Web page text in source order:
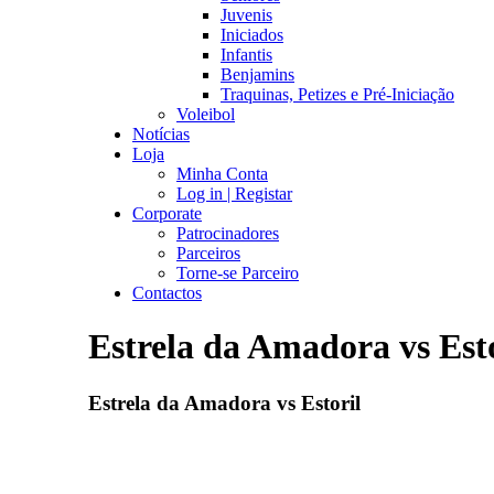
Juvenis
Iniciados
Infantis
Benjamins
Traquinas, Petizes e Pré-Iniciação
Voleibol
Notícias
Loja
Minha Conta
Log in | Registar
Corporate
Patrocinadores
Parceiros
Torne-se Parceiro
Contactos
Estrela da Amadora vs
Estrela da Amadora vs Estoril